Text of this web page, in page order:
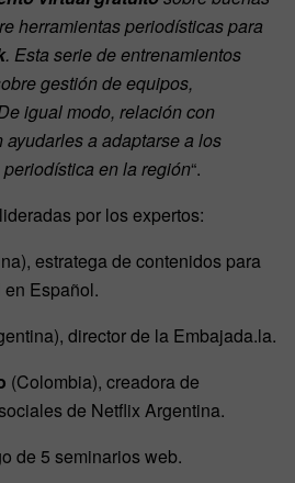
herramientas periodísticas para
. Esta serie de entrenamientos
gestión de equipos,
igual modo, relación con
a adaptarse a los
en la región“.
por los expertos:
estratega de contenidos para
Español.
director de la Embajada.la.
(Colombia), creadora de
de Netflix Argentina.
de 5 seminarios web.